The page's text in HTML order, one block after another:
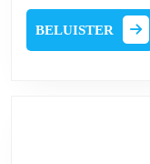
BELUISTER